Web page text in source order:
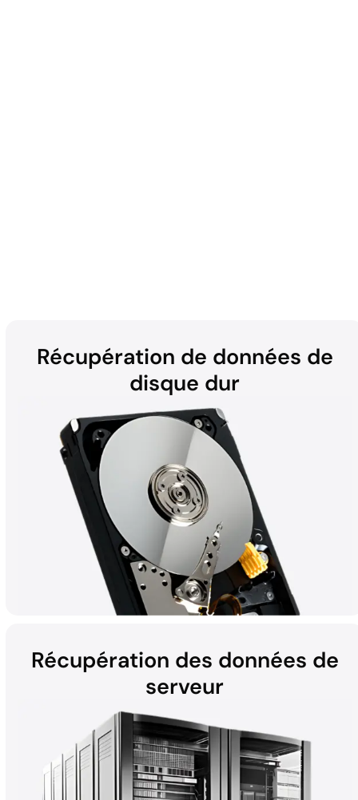
Récupération de données de
disque dur
Les disques durs (HDD) présents dans les ordinateurs
portables, les ordinateurs de bureau, les périphériques externes
Récupération des données de
serveur